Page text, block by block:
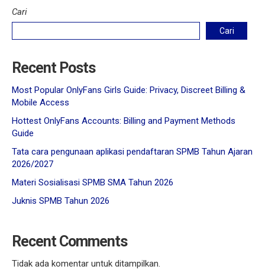
Cari
Cari
Recent Posts
Most Popular OnlyFans Girls Guide: Privacy, Discreet Billing &
Mobile Access
Hottest OnlyFans Accounts: Billing and Payment Methods
Guide
Tata cara pengunaan aplikasi pendaftaran SPMB Tahun Ajaran
2026/2027
Materi Sosialisasi SPMB SMA Tahun 2026
Juknis SPMB Tahun 2026
Recent Comments
Tidak ada komentar untuk ditampilkan.